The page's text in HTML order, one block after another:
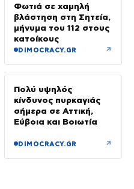
Φωτιά σε χαμηλή
βλάστηση στη Σητεία,
μήνυμα του 112 στους
κατοίκους
DIMOCRACY.GR ↗
Πολύ υψηλός
κίνδυνος πυρκαγιάς
σήμερα σε Αττική,
Εύβοια και Βοιωτία
DIMOCRACY.GR ↗